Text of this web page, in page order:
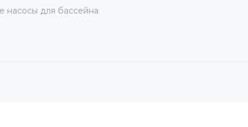
насосы для бассейна